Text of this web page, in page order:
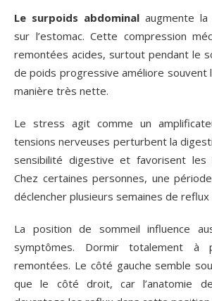
Le surpoids abdominal augmente
sur l’estomac. Cette compression
remontées acides, surtout pendant le
de poids progressive améliore souvent
manière très nette.
Le stress agit comme un
tensions nerveuses perturbent la
sensibilité digestive et favorisent les
Chez certaines personnes, une
déclencher plusieurs semaines de
La position de sommeil influence
symptômes. Dormir totalement à
remontées. Le côté gauche semble
que le côté droit, car l’anatomie